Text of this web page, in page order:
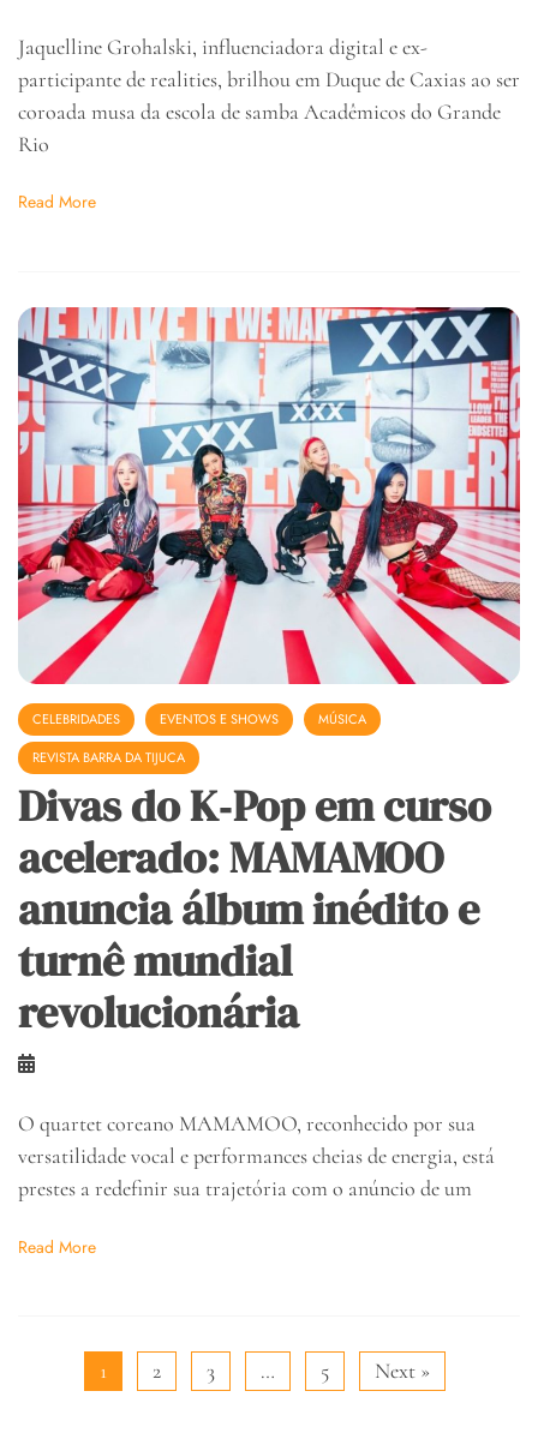
Jaquelline Grohalski, influenciadora digital e ex-
participante de realities, brilhou em Duque de Caxias ao ser
coroada musa da escola de samba Acadêmicos do Grande
Rio
Read More
CELEBRIDADES EVENTOS E SHOWS
MÚSICA
REVISTA BARRA DA TIJUCA
Divas do K‑Pop em curso
acelerado: MAMAMOO
anuncia álbum inédito e
turnê mundial
revolucionária
O quartet coreano MAMAMOO, reconhecido por sua
versatilidade vocal e performances cheias de energia, está
prestes a redefinir sua trajetória com o anúncio de um
Read More
1 2 3 … 5 Next »